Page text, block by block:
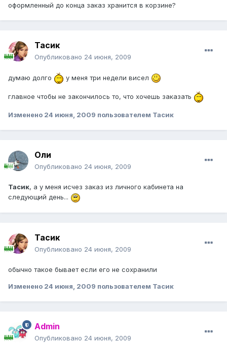
оформленный до конца заказ хранится в корзине?
Тасик
Опубликовано 24 июня, 2009
думаю долго у меня три недели висел
главное чтобы не закончилось то, что хочешь заказать
Изменено 24 июня, 2009 пользователем Тасик
Оли
Опубликовано 24 июня, 2009
Тасик, а у меня исчез заказ из личного кабинета на
следующий день...
Тасик
Опубликовано 24 июня, 2009
обычно такое бывает если его не сохранили
Изменено 24 июня, 2009 пользователем Тасик
Admin
Опубликовано 24 июня, 2009